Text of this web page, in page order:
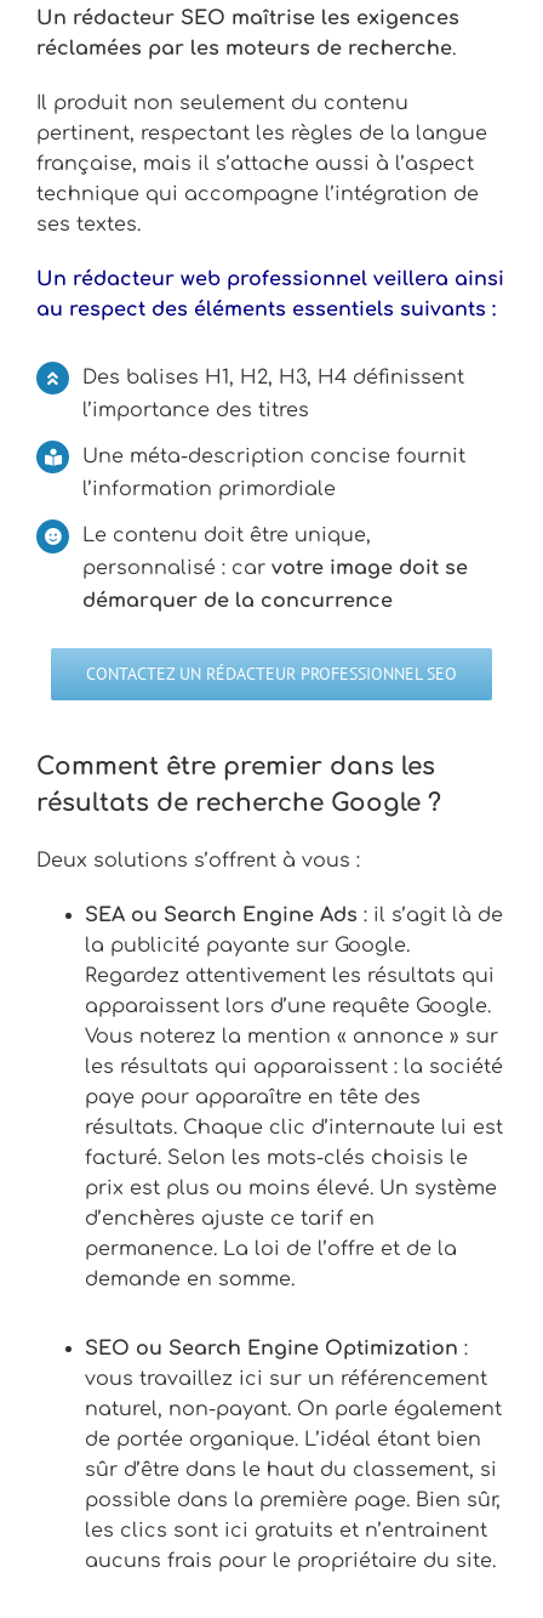
Un rédacteur SEO maîtrise les exigences
réclamées par les moteurs de recherche.
Il produit non seulement du contenu
pertinent, respectant les règles de la langue
française, mais il s’attache aussi à l’aspect
technique qui accompagne l’intégration de
ses textes.
Un rédacteur web professionnel veillera ainsi
au respect des éléments essentiels suivants :
Des balises H1, H2, H3, H4 définissent
l’importance des titres
Une méta-description concise fournit
l’information primordiale
Le contenu doit être unique,
personnalisé : carvotre image doit se
démarquer de la concurrence
CONTACTEZ UN RÉDACTEUR PROFESSIONNEL SEO
Comment être premier dans les
résultats de recherche Google ?
Deux solutions s’offrent à vous :
SEA ou Search Engine Ads : il s’agit là de
la publicité payante sur Google.
Regardez attentivement les résultats qui
apparaissent lors d’une requête Google.
Vous noterez la mention « annonce » sur
les résultats qui apparaissent : la société
paye pour apparaître en tête des
résultats. Chaque clic d’internaute lui est
facturé. Selon les mots-clés choisis le
prix est plus ou moins élevé. Un système
d’enchères ajuste ce tarif en
permanence. La loi de l’offre et de la
demande en somme.
SEO ou Search Engine Optimization :
vous travaillez ici sur un référencement
naturel, non-payant. On parle également
de portée organique. L’idéal étant bien
sûr d’être dans le haut du classement, si
possible dans la première page. Bien sûr,
les clics sont ici gratuits et n’entrainent
aucuns frais pour le propriétaire du site.